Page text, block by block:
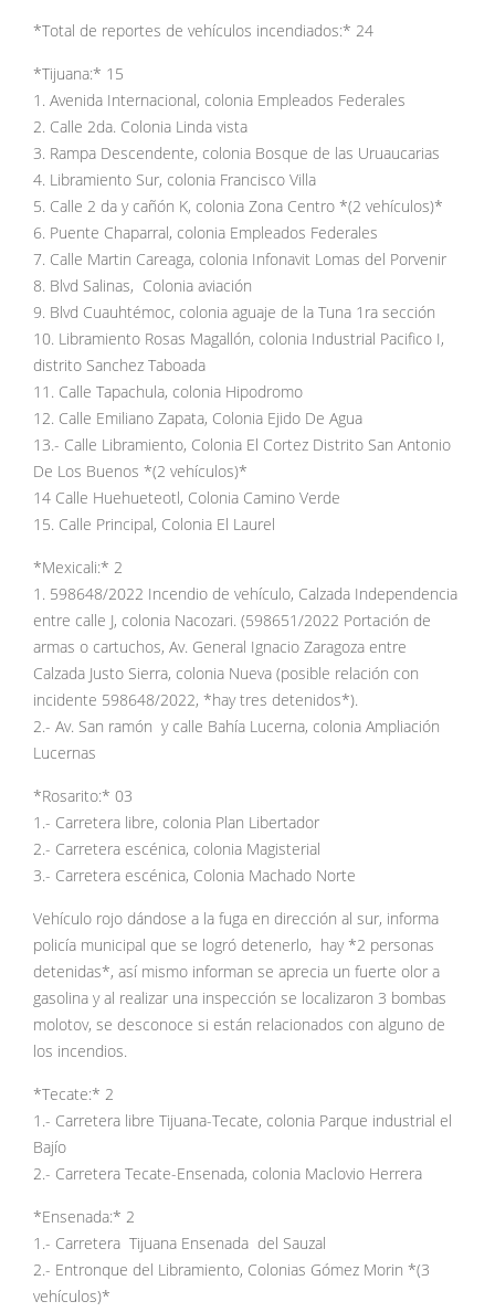
*Total de reportes de vehículos incendiados:* 24
*Tijuana:* 15
1. Avenida Internacional, colonia Empleados Federales
2. Calle 2da. Colonia Linda vista
3. Rampa Descendente, colonia Bosque de las Uruaucarias
4. Libramiento Sur, colonia Francisco Villa
5. Calle 2 da y cañón K, colonia Zona Centro *(2 vehículos)*
6. Puente Chaparral, colonia Empleados Federales
7. Calle Martin Careaga, colonia Infonavit Lomas del Porvenir
8. Blvd Salinas, Colonia aviación
9. Blvd Cuauhtémoc, colonia aguaje de la Tuna 1ra sección
10. Libramiento Rosas Magallón, colonia Industrial Pacifico I,
distrito Sanchez Taboada
11. Calle Tapachula, colonia Hipodromo
12. Calle Emiliano Zapata, Colonia Ejido De Agua
13.- Calle Libramiento, Colonia El Cortez Distrito San Antonio
De Los Buenos *(2 vehículos)*
14 Calle Huehueteotl, Colonia Camino Verde
15. Calle Principal, Colonia El Laurel
*Mexicali:* 2
1. 598648/2022 Incendio de vehículo, Calzada Independencia
entre calle J, colonia Nacozari. (598651/2022 Portación de
armas o cartuchos, Av. General Ignacio Zaragoza entre
Calzada Justo Sierra, colonia Nueva (posible relación con
incidente 598648/2022, *hay tres detenidos*).
2.- Av. San ramón y calle Bahía Lucerna, colonia Ampliación
Lucernas
*Rosarito:* 03
1.- Carretera libre, colonia Plan Libertador
2.- Carretera escénica, colonia Magisterial
3.- Carretera escénica, Colonia Machado Norte
Vehículo rojo dándose a la fuga en dirección al sur, informa
policía municipal que se logró detenerlo, hay *2 personas
detenidas*, así mismo informan se aprecia un fuerte olor a
gasolina y al realizar una inspección se localizaron 3 bombas
molotov, se desconoce si están relacionados con alguno de
los incendios.
*Tecate:* 2
1.- Carretera libre Tijuana-Tecate, colonia Parque industrial el
Bajío
2.- Carretera Tecate-Ensenada, colonia Maclovio Herrera
*Ensenada:* 2
1.- Carretera Tijuana Ensenada del Sauzal
2.- Entronque del Libramiento, Colonias Gómez Morin *(3
vehículos)*